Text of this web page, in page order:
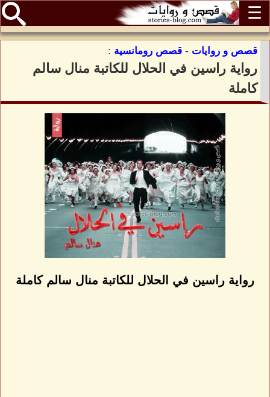
☰
قصص و روايات - قصص رومانسية :
رواية راسين في الحلال للكاتبة منال سالم
كاملة
رواية راسين في الحلال للكاتبة منال سالم كاملة